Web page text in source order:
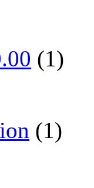
(1)
(1)